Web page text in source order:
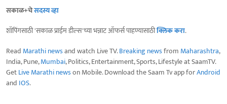
सकाळ+चेसदस्य व्हा
शॉपिंगसाठी 'सकाळ प्राईम डील्स'च्या भन्नाट ऑफर्स पाहण्यासाठीक्लिक करा.
Read Marathi newsand watch Live TV.Breaking newsfrom Maharashtra,
India, Pune,Mumbai, Politics, Entertainment, Sports, Lifestyle at SaamTV.
GetLive Marathi newson Mobile. Download the Saam Tv app forAndroid
and IOS.